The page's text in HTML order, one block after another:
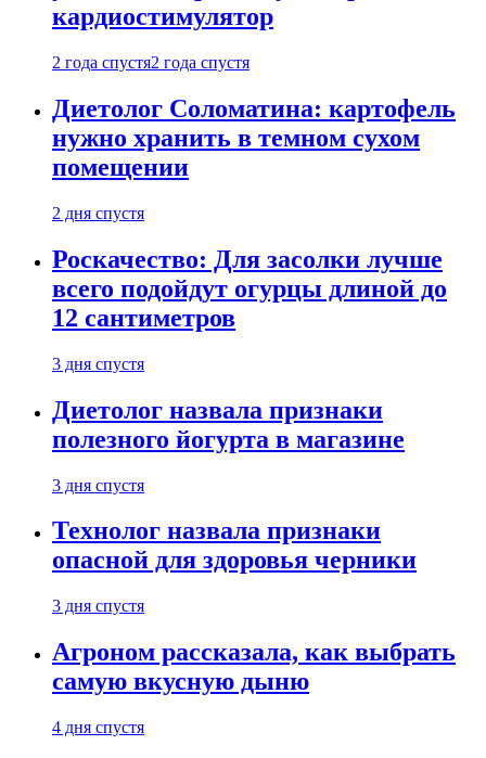
кардиостимулятор
2 года спустя2 года спустя
Диетолог Соломатина: картофель
нужно хранить в темном сухом
помещении
2 дня спустя
Роскачество: Для засолки лучше
всего подойдут огурцы длиной до
12 сантиметров
3 дня спустя
Диетолог назвала признаки
полезного йогурта в магазине
3 дня спустя
Технолог назвала признаки
опасной для здоровья черники
3 дня спустя
Агроном рассказала, как выбрать
самую вкусную дыню
4 дня спустя